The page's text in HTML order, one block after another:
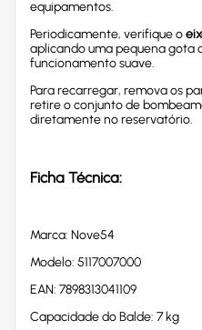
equipamentos.
Periodicamente, verifique o
aplicando uma pequena gota
funcionamento suave.
Para recarregar, remova os
retire o conjunto de
diretamente no reservatório.
Ficha Técnica:
Marca: Nove54
Modelo: 5117007000
EAN: 7898313041109
Capacidade do Balde: 7 kg